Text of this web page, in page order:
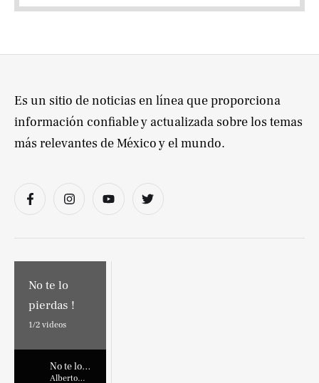
No te lo
pierdas !
1/2 videos
No te lo
pierdas !
Alberto
Es un sitio de noticias en línea que proporciona
información confiable y actualizada sobre los temas
más relevantes de México y el mundo.